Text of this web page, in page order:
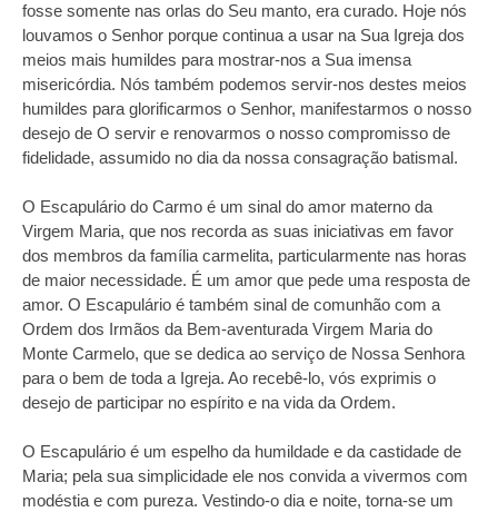
fosse somente nas orlas do Seu manto, era curado. Hoje nós
louvamos o Senhor porque continua a usar na Sua Igreja dos
meios mais humildes para mostrar-nos a Sua imensa
misericórdia. Nós também podemos servir‑nos destes meios
humildes para glorificarmos o Senhor, manifestarmos o nosso
desejo de O servir e renovarmos o nosso compromisso de
fidelidade, assumido no dia da nossa consagração batismal.
O Escapulário do Carmo é um sinal do amor materno da
Virgem Maria, que nos recorda as suas iniciativas em favor
dos membros da família carmelita, particularmente nas horas
de maior necessidade. É um amor que pede uma resposta de
amor. O Escapulário é também sinal de comunhão com a
Ordem dos Irmãos da Bem-aventurada Virgem Maria do
Monte Carmelo, que se dedica ao serviço de Nossa Senhora
para o bem de toda a Igreja. Ao recebê-lo, vós exprimis o
desejo de participar no espírito e na vida da Ordem.
O Escapulário é um espelho da humildade e da castidade de
Maria; pela sua simplicidade ele nos convida a vivermos com
modéstia e com pureza. Vestindo-o dia e noite, torna‑se um